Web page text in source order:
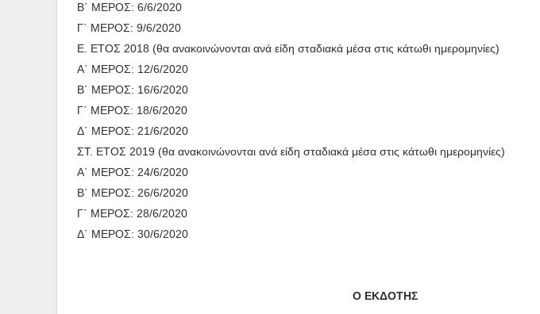
Β΄ ΜΕΡΟΣ: 6/6/2020
Γ΄ ΜΕΡΟΣ: 9/6/2020
Ε. ΕΤΟΣ 2018 (θα ανακοινώνονται ανά είδη σταδιακά μέσα στις κάτωθι ημερομηνίες)
Α΄ ΜΕΡΟΣ: 12/6/2020
Β΄ ΜΕΡΟΣ: 16/6/2020
Γ΄ ΜΕΡΟΣ: 18/6/2020
Δ΄ ΜΕΡΟΣ: 21/6/2020
ΣΤ. ΕΤΟΣ 2019 (θα ανακοινώνονται ανά είδη σταδιακά μέσα στις κάτωθι ημερομηνίες)
Α΄ ΜΕΡΟΣ: 24/6/2020
Β΄ ΜΕΡΟΣ: 26/6/2020
Γ΄ ΜΕΡΟΣ: 28/6/2020
Δ΄ ΜΕΡΟΣ: 30/6/2020
Ο ΕΚΔΟΤΗΣ